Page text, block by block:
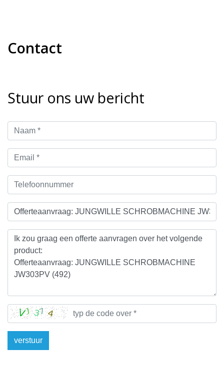
Contact
Stuur ons uw bericht
verstuur